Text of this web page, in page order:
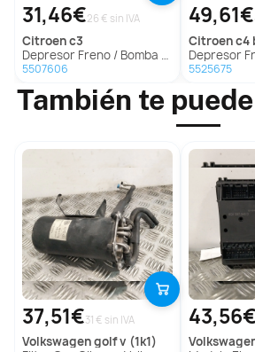
31,46€26 € sin IVA
citroenc3
Depresor Freno / Bomba Vacio para Citroën C3
5507606
49,61€
citroenc4
Depresor Freno /
5525675
También te
37,51€31 € sin IVA
volkswagengolf v (1k1)
43,56€